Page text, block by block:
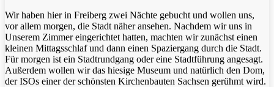
Wir haben hier in Freiberg zwei Nächte gebucht und wollen uns,
vor allem morgen, die Stadt näher ansehen. Nachdem wir uns in
Unserem Zimmer eingerichtet hatten, machten wir zunächst einen
kleinen Mittagsschlaf und dann einen Spaziergang durch die Stadt.
Für morgen ist ein Stadtrundgang oder eine Stadtführung angesagt.
Außerdem wollen wir das hiesige Museum und natürlich den Dom,
der ISOs einer der schönsten Kirchenbauten Sachsen gerühmt wird.